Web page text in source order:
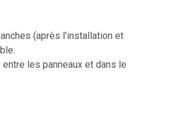
(après l'installation et
les panneaux et dans le